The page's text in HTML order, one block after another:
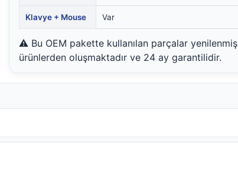
Klavye + Mouse Var
⚠️ Bu OEM pakette kullanılan parçalar yenilenmiş
ürünlerden oluşmaktadır ve 24 ay garantilidir.